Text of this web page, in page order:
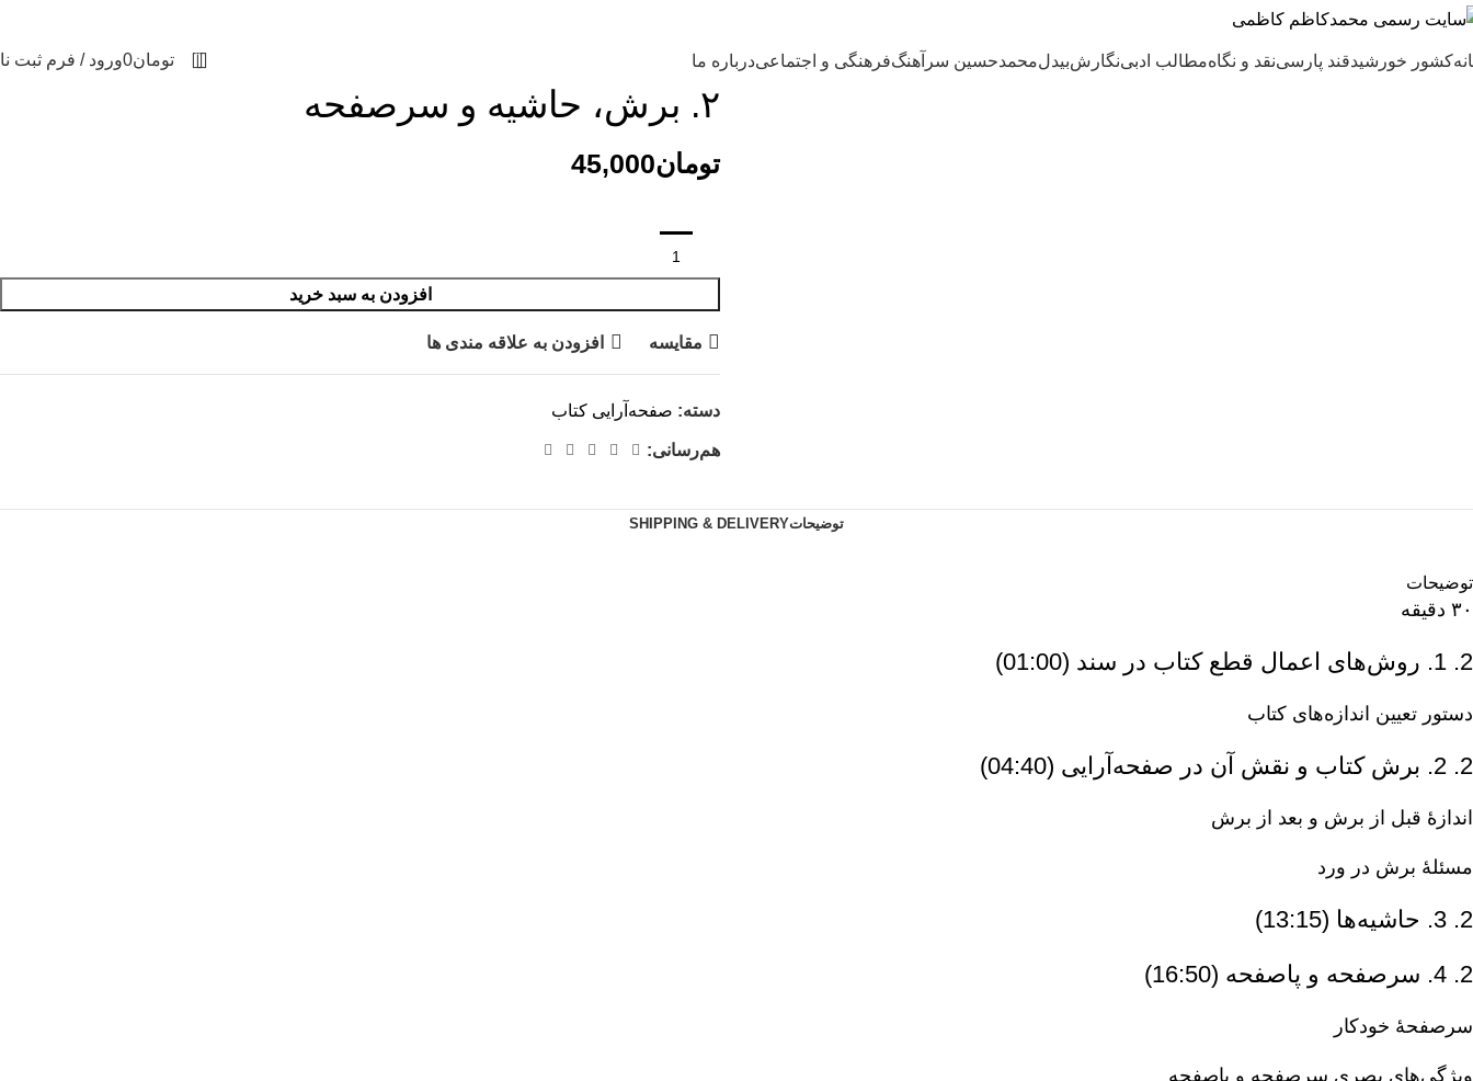
کشور خورشیدقند پارسینقد و نگاهمطالب ادبینگارشبیدلمحمدحسین سرآهنگفرهنگی و اجتماعیدرباره ما 0 تومان0ورود / فرم ثبت
۲. برش، حاشیه و سرصفحه
تومان
افزودن به سبد خرید
مقایسه افزودن به علاقه مندی ها
دسته: صفحه‌آرایی کتاب
هم‌رسانی:
توضیحاتSHIPPING & DELIVERY
توضیحات
۳۰ دقیقه
2. 1. روش‌های اعمال قطع کتاب در سند (01:00)
دستور تعیین اندازه‌های کتاب
2. 2. برش کتاب و نقش آن در صفحه‌آرایی (04:40)
اندازهٔ قبل از برش و بعد از برش
مسئلهٔ برش در ورد
2. 3. حاشیه‌ها (13:15)
2. 4. سرصفحه و پاصفحه (16:50)
سرصفحهٔ خودکار
ویژگی‌های بصری سرصفحه و پاصفحه